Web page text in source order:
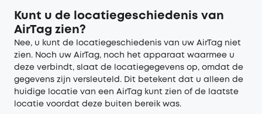
Kunt u de locatiegeschiedenis van
AirTag zien?
Nee, u kunt de locatiegeschiedenis van uw AirTag niet
zien. Noch uw AirTag, noch het apparaat waarmee u
deze verbindt, slaat de locatiegegevens op, omdat de
gegevens zijn versleuteld. Dit betekent dat u alleen de
huidige locatie van een AirTag kunt zien of de laatste
locatie voordat deze buiten bereik was.